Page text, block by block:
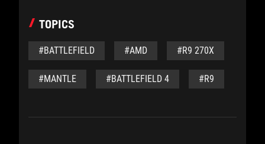
TOPICS
#BATTLEFIELD #AMD #R9 270X
#MANTLE #BATTLEFIELD 4 #R9